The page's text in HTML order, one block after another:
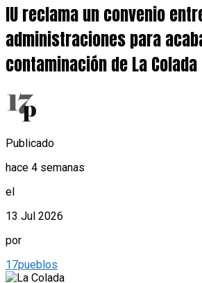
IU reclama un convenio
administraciones para
contaminación de La Colada
Publicado
hace 4 semanas
el
13 Jul 2026
por
17pueblos